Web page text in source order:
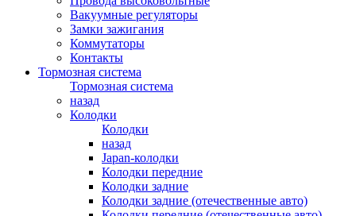
Вакуумные регуляторы
Замки зажигания
Коммутаторы
Контакты
Тормозная система
Тормозная система
назад
Колодки
Колодки
назад
Japan-колодки
Колодки передние
Колодки задние
Колодки задние (отечественные авто)